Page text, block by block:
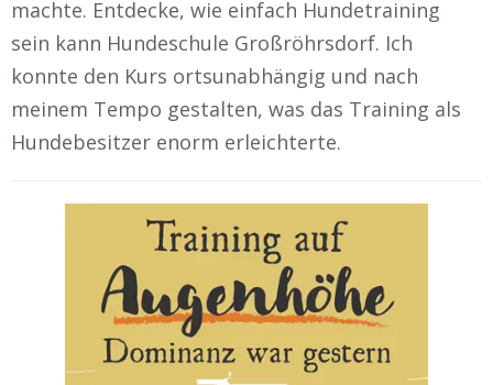
machte. Entdecke, wie einfach Hundetraining
sein kann Hundeschule Großröhrsdorf. Ich
konnte den Kurs ortsunabhängig und nach
meinem Tempo gestalten, was das Training als
Hundebesitzer enorm erleichterte.